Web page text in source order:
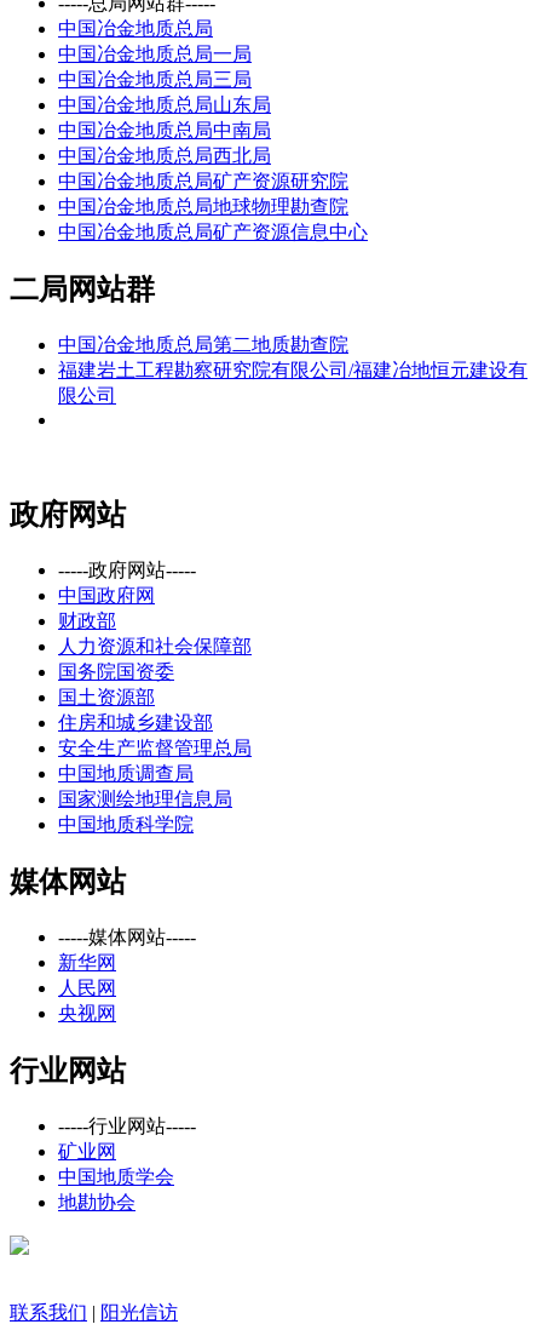
中国冶金地质总局
中国冶金地质总局一局
中国冶金地质总局三局
中国冶金地质总局山东局
中国冶金地质总局中南局
中国冶金地质总局西北局
中国冶金地质总局矿产资源研究院
中国冶金地质总局地球物理勘查院
中国冶金地质总局矿产资源信息中心
二局网站群
中国冶金地质总局第二地质勘查院
福建岩土工程勘察研究院有限公司/福建冶地恒元建设有
限公司
政府网站
-----政府网站-----
中国政府网
财政部
人力资源和社会保障部
国务院国资委
国土资源部
住房和城乡建设部
安全生产监督管理总局
中国地质调查局
国家测绘地理信息局
中国地质科学院
媒体网站
-----媒体网站-----
新华网
人民网
央视网
行业网站
-----行业网站-----
矿业网
中国地质学会
地勘协会
联系我们 | 阳光信访